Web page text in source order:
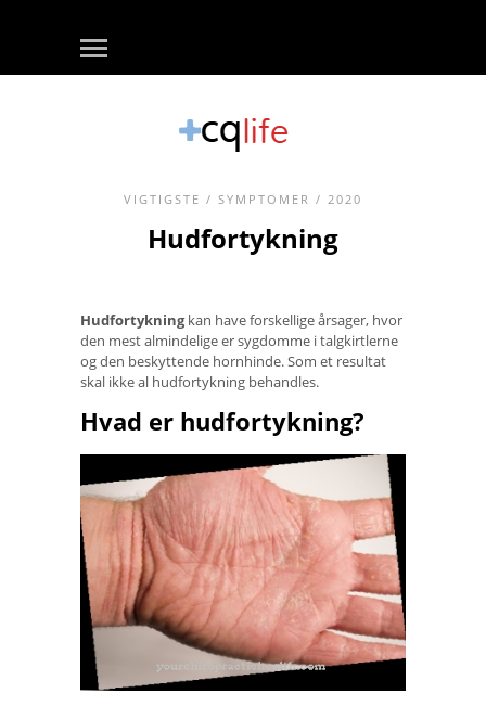
VIGTIGSTE / SYMPTOMER / 2020
Hudfortykning
Hudfortykningkan have forskellige årsager, hvor
den mest almindelige er sygdomme i talgkirtlerne
og den beskyttende hornhinde. Som et resultat
skal ikke al hudfortykning behandles.
Hvad er hudfortykning?